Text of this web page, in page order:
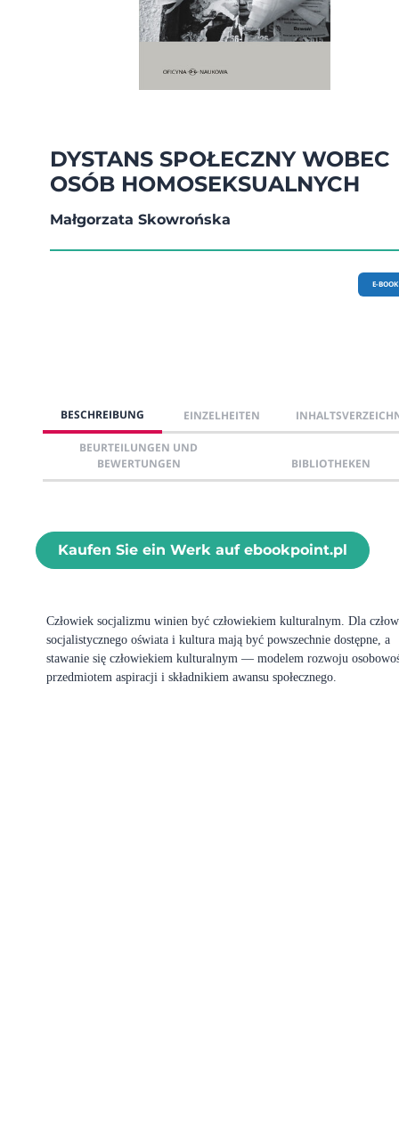
DYSTANS SPOŁECZNY WOBEC
OSÓB HOMOSEKSUALNYCH
Małgorzata Skowrońska
E-BOOK
BESCHREIBUNG EINZELHEITEN
BEURTEILUNGEN UND
BEWERTUNGEN
BIBLIOTHEKEN
Kaufen Sie ein Werk auf ebookpoint.pl
Człowiek socjalizmu winien być człowiekiem kulturalnym. Dla
socjalistycznego oświata i kultura mają być powszechnie dostępne, a
stawanie się człowiekiem kulturalnym — modelem rozwoju
przedmiotem aspiracji i składnikiem awansu społecznego.